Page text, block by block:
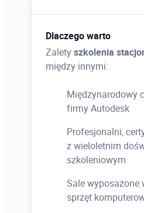
Dlaczego warto
Zaletyszkolenia
między innymi:
Międzynarodowy
firmy Autodesk
Profesjonalni,
z wieloletnim
szkoleniowym
Sale wyposażone
sprzęt